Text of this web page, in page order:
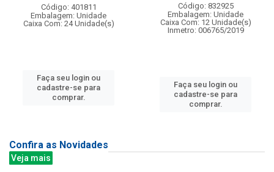
Código: 401811
Embalagem: Unidade
Caixa Com: 24 Unidade(s)
Faça seu login ou
cadastre-se para
comprar.
Código: 832925
Embalagem: Unidade
Caixa Com: 12 Unidade(s)
Inmetro: 006765/2019
Faça seu login ou
cadastre-se para
comprar.
Confira as Novidades
Veja mais